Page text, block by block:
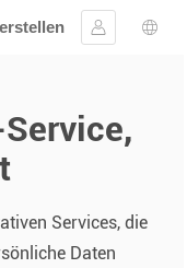
Anmelden
Services, die
Daten